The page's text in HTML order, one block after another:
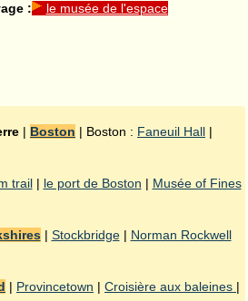
: le musée de l'espace
| Boston | Boston : Faneuil Hall |
trail| le port de Boston | Musée of Fines
| Stockbridge| Norman Rockwell
| Provincetown | Croisière aux baleines |